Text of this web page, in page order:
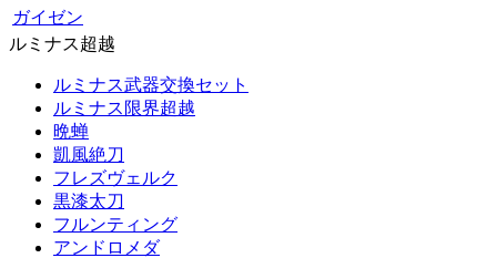
ガイゼン
ルミナス超越
ルミナス武器交換セット
ルミナス限界超越
晩蝉
凱風絶刀
フレズヴェルク
黒漆太刀
フルンティング
アンドロメダ